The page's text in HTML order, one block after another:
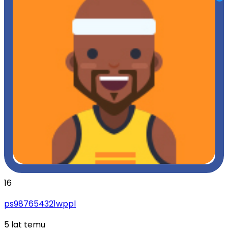
16
ps987654321wppl
5 lat temu